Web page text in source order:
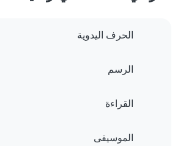
الحرف اليدوية
الرسم
القراءة
الموسيقى